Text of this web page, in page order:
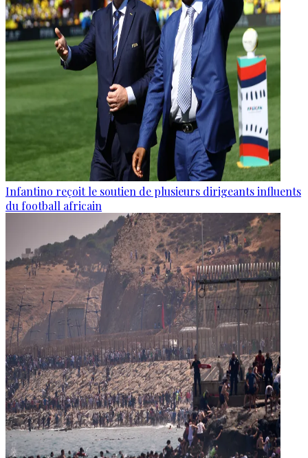
Infantino reçoit le soutien de plusieurs dirigeants influents
du football africain